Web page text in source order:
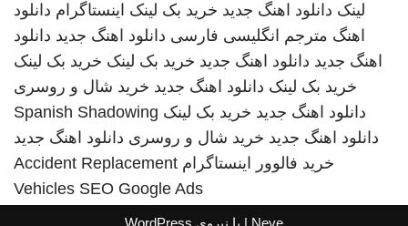
لینک دانلود اهنگ جدید خرید بک لینک اینستاگرام دانلود
اهنگ مترجم انگلیسی فارسی دانلود اهنگ جدید دانلود
اهنگ جدید دانلود اهنگ جدید خرید بک لینک خرید بک لینک
خرید بک لینک دانلود اهنگ جدید خرید شال و روسری
دانلود اهنگ جدید خرید بک لینک Spanish Shadowing
دانلود اهنگ جدید خرید شال و روسری دانلود اهنگ جدید
خرید فالوور اینستاگرام Accident Replacement
Vehicles SEO Google Ads
Neve | با نیروی WordPress